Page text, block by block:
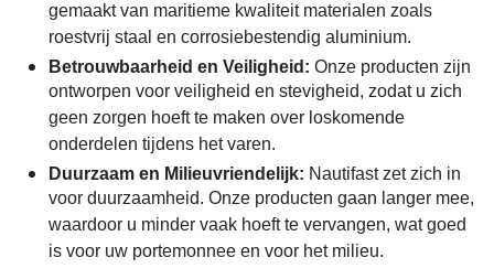
gemaakt van maritieme kwaliteit materialen zoals
roestvrij staal en corrosiebestendig aluminium.
Betrouwbaarheid en Veiligheid: Onze producten zijn
ontworpen voor veiligheid en stevigheid, zodat u zich
geen zorgen hoeft te maken over loskomende
onderdelen tijdens het varen.
Duurzaam en Milieuvriendelijk: Nautifast zet zich in
voor duurzaamheid. Onze producten gaan langer mee,
waardoor u minder vaak hoeft te vervangen, wat goed
is voor uw portemonnee en voor het milieu.